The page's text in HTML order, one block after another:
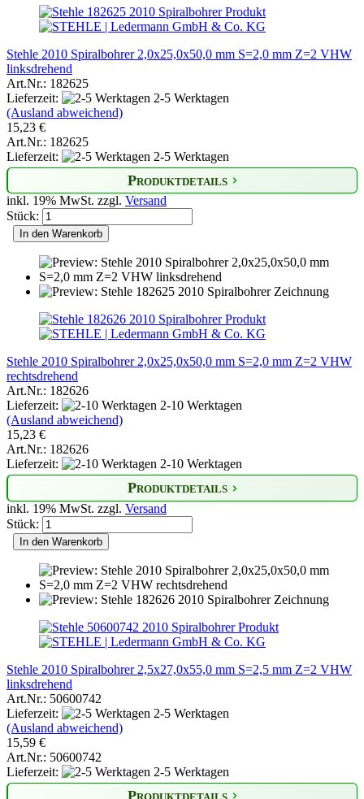
Stehle 2010 Spiralbohrer 2,0x25,0x50,0 mm S=2,0 mm Z=2 VHW
linksdrehend
Art.Nr.: 182625
Lieferzeit:
2-5 Werktagen
(Ausland abweichend)
15,23 €
Art.Nr.: 182625
Lieferzeit:
2-5 Werktagen
Produktdetails
inkl. 19% MwSt. zzgl. Versand
Stück:
In den Warenkorb
Stehle 2010 Spiralbohrer 2,0x25,0x50,0 mm S=2,0 mm Z=2 VHW
rechtsdrehend
Art.Nr.: 182626
Lieferzeit:
2-10 Werktagen
(Ausland abweichend)
15,23 €
Art.Nr.: 182626
Lieferzeit:
2-10 Werktagen
Produktdetails
inkl. 19% MwSt. zzgl. Versand
Stück:
In den Warenkorb
Stehle 2010 Spiralbohrer 2,5x27,0x55,0 mm S=2,5 mm Z=2 VHW
linksdrehend
Art.Nr.: 50600742
Lieferzeit:
2-5 Werktagen
(Ausland abweichend)
15,59 €
Art.Nr.: 50600742
Lieferzeit:
2-5 Werktagen
Produktdetails